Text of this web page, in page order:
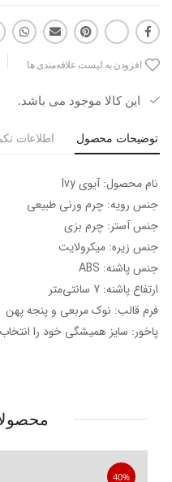
افزودن به لیست علاقه‌مندی ها
این کالا موجود می باشد.
توضیحات محصول اطلاعات
نام محصول: آیوی Ivy
جنس رویه: چرم ورنی طبیعی
جنس آستر: چرم بزی
جنس زیره: میکرولایت
جنس پاشنه: ABS
ارتفاع پاشنه: 7 سانتی‌متر
فرم قالب: نوک مربعی و پنجه پهن
پاخور: سایز همیشگی خود را
40%